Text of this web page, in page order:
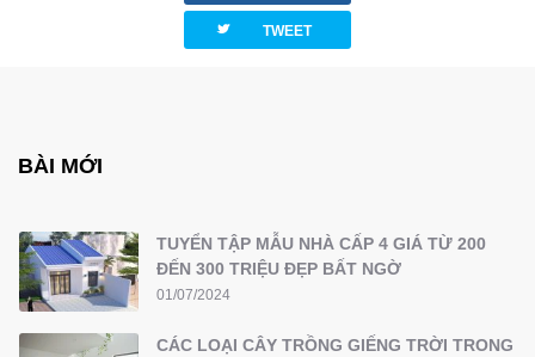
twitterbird TWEET
BÀI MỚI
TUYỂN TẬP MẪU NHÀ CẤP 4 GIÁ TỪ 200
ĐẾN 300 TRIỆU ĐẸP BẤT NGỜ
01/07/2024
CÁC LOẠI CÂY TRỒNG GIẾNG TRỜI TRONG